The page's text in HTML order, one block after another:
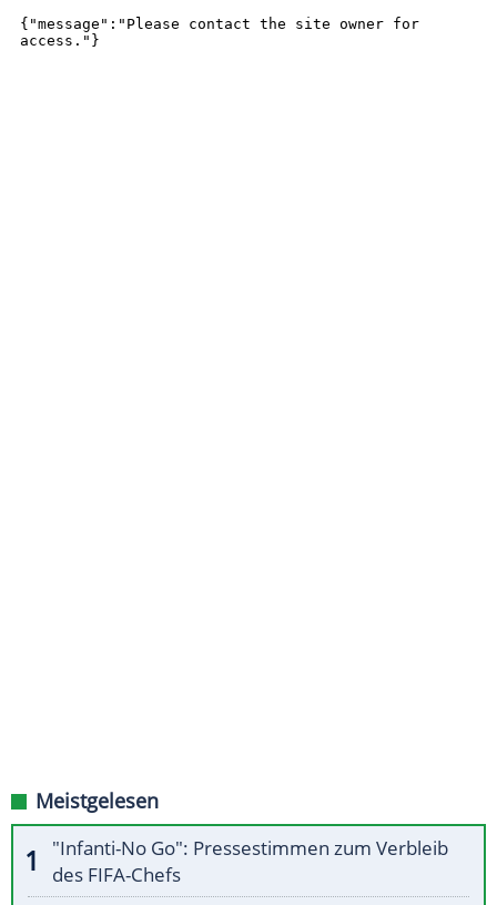
Meistgelesen
"Infanti-No Go": Pressestimmen zum Verbleib
des FIFA-Chefs